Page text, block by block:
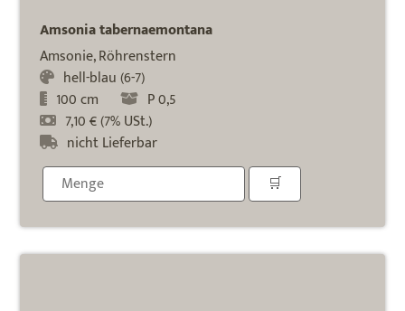
Amsonia tabernaemontana
Amsonie, Röhrenstern
hell-blau (6-7)
100 cm
P 0,5
7,10 € (7% USt.)
nicht Lieferbar